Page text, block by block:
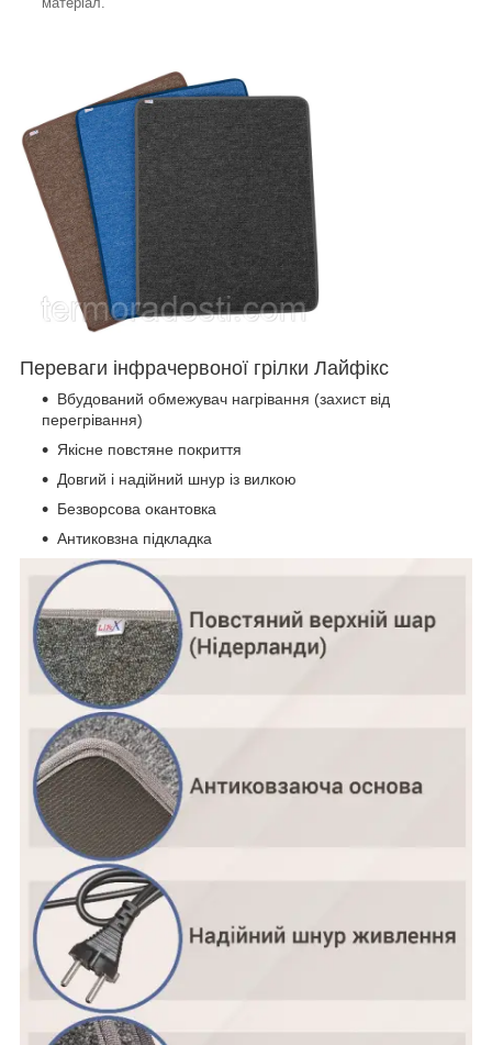
Переваги інфрачервоної грілки Лайфікс
Вбудований обмежувач нагрівання (захист від
перегрівання)
Якісне повстяне покриття
Довгий і надійний шнур із вилкою
Безворсова окантовка
Антиковзна підкладка